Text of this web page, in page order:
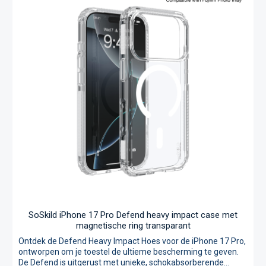
SoSkild iPhone 17 Pro Defend heavy impact case met
magnetische ring transparant
Ontdek de Defend Heavy Impact Hoes voor de iPhone 17 Pro,
ontworpen om je toestel de ultieme bescherming te geven.
De Defend is uitgerust met unieke, schokabsorberende